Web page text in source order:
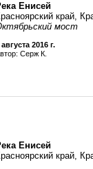
Енисей
край,
мост
августа 2016 г.
Серж К.
Енисей
край,